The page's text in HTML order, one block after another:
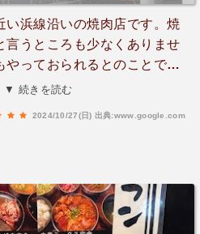
い浜線沿いの焼肉店です。焼
言うところも少なくありませ
やっておられるとのことで、
専門の暖簾が掲げられていま
肉の食べ比べが楽しめ、また
にサラダ、ワカメスープ、
込みまで添えられる小鉢群
▼ 続きを読む
2024/10/27(日) 出典:www.google.com